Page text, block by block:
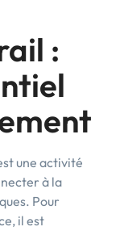
:
une activité
à la
Pour
il est